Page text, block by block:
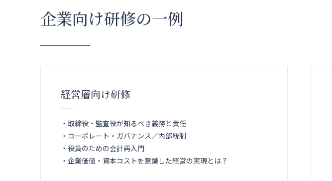
企業向け研修の一例
経営層向け研修
・取締役・監査役が知るべき義務と責任
・コーポレート・ガバナンス／内部統制
・役員のための会計再入門
・企業価値・資本コストを意識した経営の実現とは？